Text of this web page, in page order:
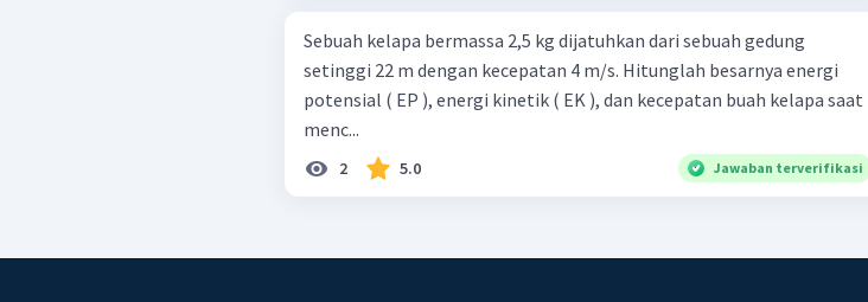
Sebuah kelapa bermassa 2,5 kg dijatuhkan dari sebuah gedung
setinggi 22 m dengan kecepatan 4 m/s. Hitunglah besarnya energi
potensial ( EP ), energi kinetik ( EK ), dan kecepatan buah kelapa saat
menc...
2 5.0 Jawaban terverifikasi